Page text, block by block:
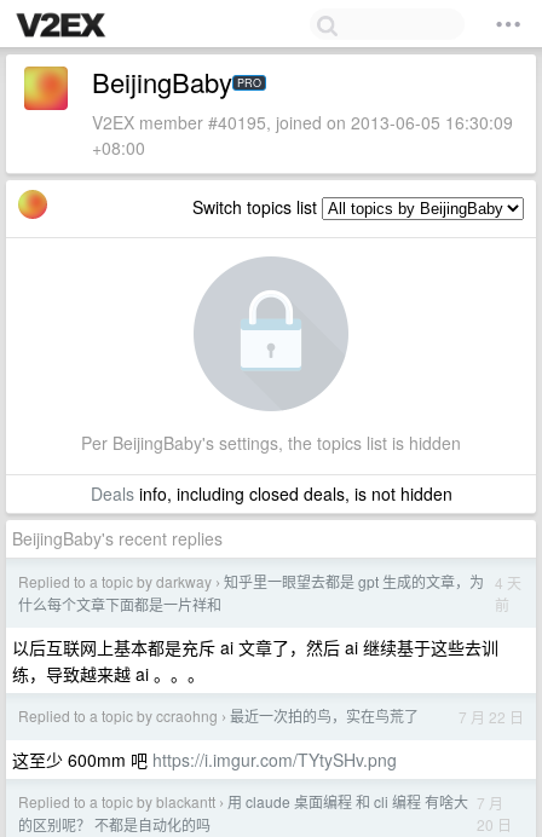
BeijingBaby PRO
V2EX member #40195, joined on 2013-06-05 16:30:09
+08:00
Switch topics list
Per BeijingBaby's settings, the topics list is hidden
Dealsinfo, including closed deals, is not hidden
BeijingBaby's recent replies
Replied to a topic by darkway › 知乎里一眼望去都是 gpt 生成的文章，为
什么每个文章下面都是一片祥和
4 天
前
以后互联网上基本都是充斥 ai 文章了，然后 ai 继续基于这些去训
练，导致越来越 ai 。。。
Replied to a topic by ccraohng › 最近一次拍的鸟，实在鸟荒了 7 月 22 日
这至少 600mm 吧 https://i.imgur.com/TYtySHv.png
Replied to a topic by blackantt › 用 claude 桌面编程 和 cli 编程 有啥大
的区别呢？ 不都是自动化的吗
7 月
20 日